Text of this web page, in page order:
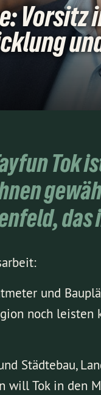
Vorsitz
Tok
das
und
noch
Städtebau,
will Tok in den